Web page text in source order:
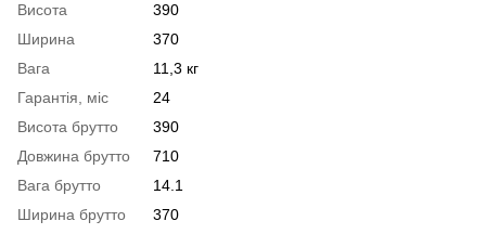
Висота
390
Ширина
370
Вага
11,3 кг
Гарантія, міс
24
Висота брутто
390
Довжина брутто
710
Вага брутто
14.1
Ширина брутто
370